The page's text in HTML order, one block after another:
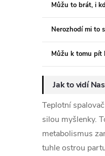
Můžu to brát, i
Nerozhodí mi to
Můžu k tomu pít
Jak to vidí
Teplotní
silou myšlenky.
metabolismus
tuhle ostrou